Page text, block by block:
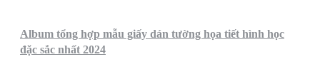
Album tổng hợp mẫu giấy dán tường họa tiết hình học
đặc sắc nhất 2024